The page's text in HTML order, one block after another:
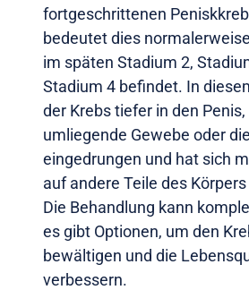
fortgeschrittenen
bedeutet dies
im späten Stadium 2,
Stadium 4 befindet. In
der Krebs tiefer in den Penis,
umliegende Gewebe oder
eingedrungen und hat sich
auf andere Teile des
Die Behandlung kann
es gibt Optionen, um den
bewältigen und die
verbessern.